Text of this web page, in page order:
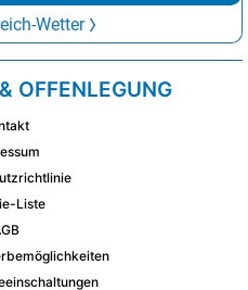
Wetter
OFFENLEGUNG
Liste